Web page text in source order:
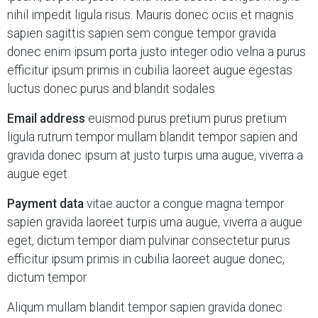
nihil impedit ligula risus. Mauris donec ociis et magnis
sapien sagittis sapien sem congue tempor gravida
donec enim ipsum porta justo integer odio velna a purus
efficitur ipsum primis in cubilia laoreet augue egestas
luctus donec purus and blandit sodales
Email address euismod purus pretium purus pretium
ligula rutrum tempor mullam blandit tempor sapien and
gravida donec ipsum at justo turpis urna augue, viverra a
augue eget
Payment data vitae auctor a congue magna tempor
sapien gravida laoreet turpis urna augue, viverra a augue
eget, dictum tempor diam pulvinar consectetur purus
efficitur ipsum primis in cubilia laoreet augue donec,
dictum tempor
Aliqum mullam blandit tempor sapien gravida donec